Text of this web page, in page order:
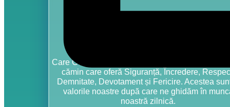
Care Center Sf. Maria reprezintă locația ideală a
cămin care oferă Siguranță, Încredere,
Demnitate, Devotament și Fericire. Acestea
valorile noastre după care ne ghidăm în
noastră zilnică.